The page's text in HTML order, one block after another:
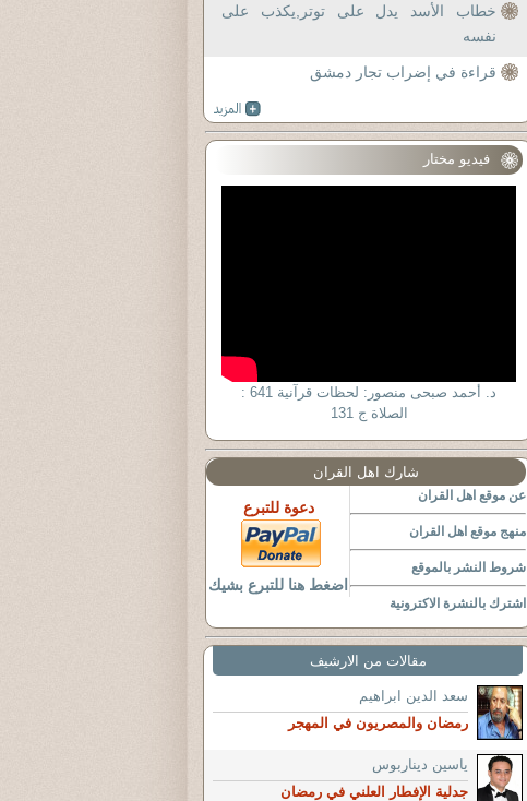
خطاب الأسد يدل على توتر,يكذب على
نفسه
قراءة في إضراب تجار دمشق
فيديو مختار
د. أحمد صبحى منصور: لحظات قرآنية 641 :
الصلاة ج 131
شارك اهل القران
عن موقع اهل القران
منهج موقع اهل القران
شروط النشر بالموقع
اشترك بالنشرة الاكترونية
دعوة للتبرع
اضغط هنا للتبرع بشيك
مقالات من الارشيف
سعد الدين ابراهيم
رمضان والمصريون في المهجر
ياسين ديناربوس
جدلية الإفطار العلني في رمضان